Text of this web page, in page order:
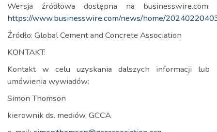
Wersja źródłowa dostępna na businesswire.com:
https://www.businesswire.com/news/home/
Źródło: Global Cement and Concrete Association
KONTAKT:
Kontakt w celu uzyskania dalszych informacji lub
umówienia wywiadów:
Simon Thomson
kierownik ds. mediów, GCCA